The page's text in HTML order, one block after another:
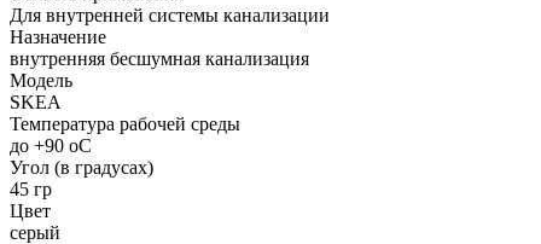
Для внутренней системы канализации
Назначение
внутренняя бесшумная канализация
Модель
SKEA
Температура рабочей среды
до +90 oC
Угол (в градусах)
45 гр
Цвет
серый